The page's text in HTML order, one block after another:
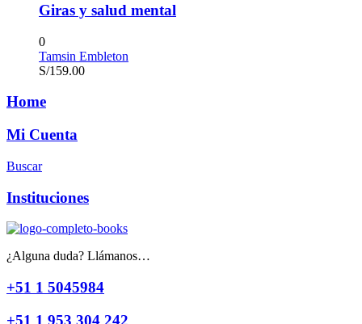
Giras y salud mental
0
Tamsin Embleton
S/159.00
Home
Mi Cuenta
Buscar
Instituciones
¿Alguna duda? Llámanos…
+51 1 5045984
+51 1 953 304 242